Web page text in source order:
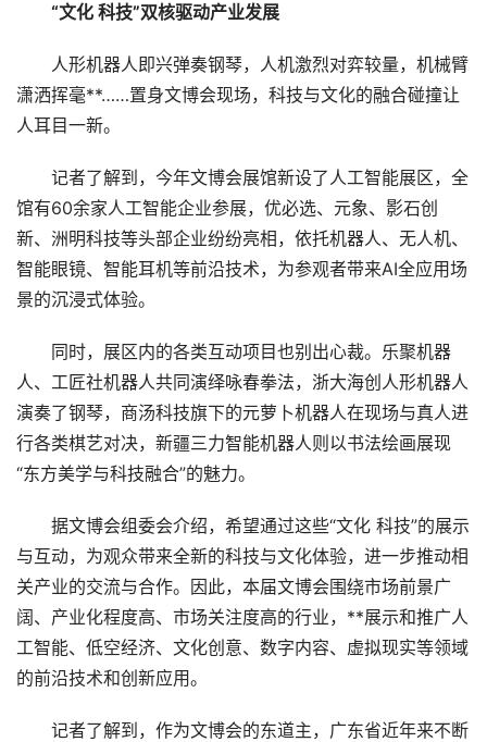
“文化 科技”双核驱动产业发展
人形机器人即兴弹奏钢琴，人机激烈对弈较量，机械臂
潇洒挥毫**……置身文博会现场，科技与文化的融合碰撞让
人耳目一新。
记者了解到，今年文博会展馆新设了人工智能展区，全
馆有60余家人工智能企业参展，优必选、元象、影石创
新、洲明科技等头部企业纷纷亮相，依托机器人、无人机、
智能眼镜、智能耳机等前沿技术，为参观者带来AI全应用场
景的沉浸式体验。
同时，展区内的各类互动项目也别出心裁。乐聚机器
人、工匠社机器人共同演绎咏春拳法，浙大海创人形机器人
演奏了钢琴，商汤科技旗下的元萝卜机器人在现场与真人进
行各类棋艺对决，新疆三力智能机器人则以书法绘画展现
“东方美学与科技融合”的魅力。
据文博会组委会介绍，希望通过这些“文化 科技”的展示
与互动，为观众带来全新的科技与文化体验，进一步推动相
关产业的交流与合作。因此，本届文博会围绕市场前景广
阔、产业化程度高、市场关注度高的行业，**展示和推广人
工智能、低空经济、文化创意、数字内容、虚拟现实等领域
的前沿技术和创新应用。
记者了解到，作为文博会的东道主，广东省近年来不断